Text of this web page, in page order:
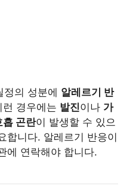
정의 성분에 알레르기 반
경우에는 발진이나 가
흡 곤란이 발생할 수 있으
합니다. 알레르기 반응이
에 연락해야 합니다.